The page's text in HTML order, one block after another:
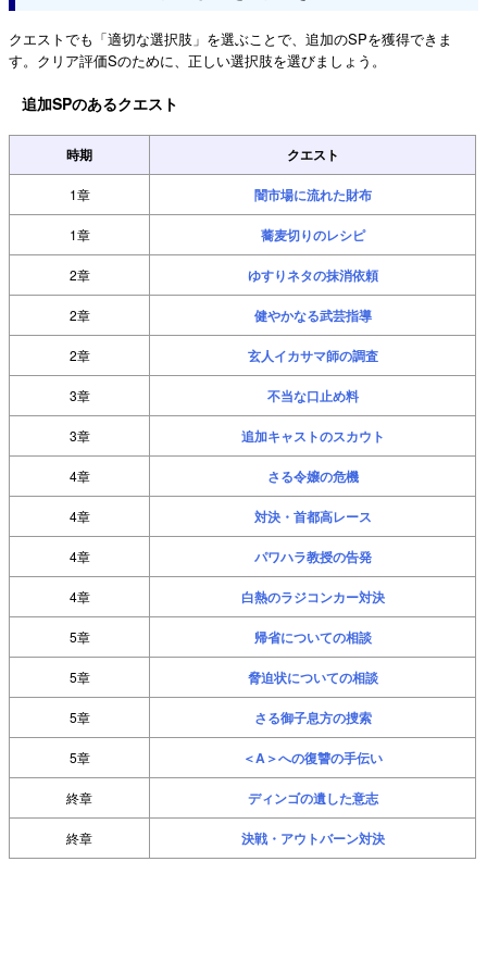
クエストでも「適切な選択肢」を選ぶことで、追加のSPを獲得できま
す。クリア評価Sのために、正しい選択肢を選びましょう。
追加SPのあるクエスト
時期 クエスト
1章 闇市場に流れた財布
1章 蕎麦切りのレシピ
2章 ゆすりネタの抹消依頼
2章 健やかなる武芸指導
2章 玄人イカサマ師の調査
3章 不当な口止め料
3章 追加キャストのスカウト
4章 さる令嬢の危機
4章 対決・首都高レース
4章 パワハラ教授の告発
4章 白熱のラジコンカー対決
5章 帰省についての相談
5章 脅迫状についての相談
5章 さる御子息方の捜索
5章 ＜A＞への復讐の手伝い
終章 ディンゴの遺した意志
終章 決戦・アウトバーン対決